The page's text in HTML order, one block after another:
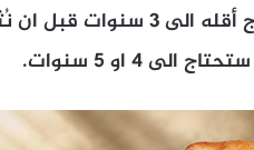
الغاز. وأوضح زهر اننا
4 او 5 سنوات.